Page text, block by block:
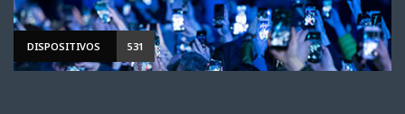
DISPOSITIVOS 531